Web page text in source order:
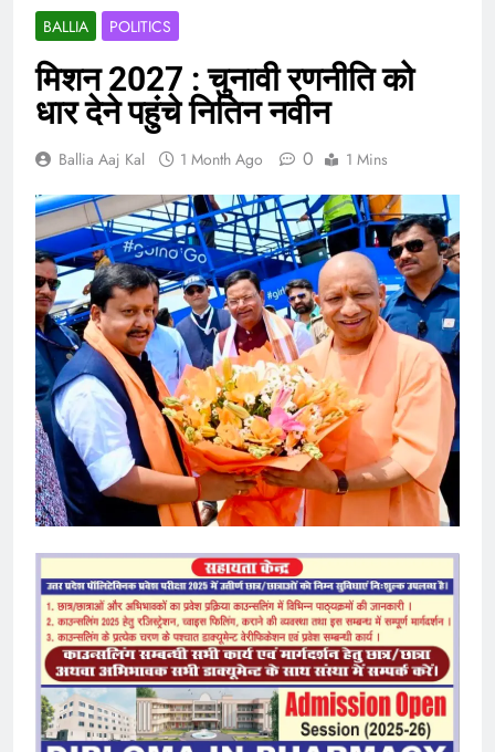
BALLIA POLITICS
मिशन 2027 : चुनावी रणनीति को
धार देने पहुंचे नितिन नवीन
Ballia Aaj Kal 1 Month Ago 0 1 Mins